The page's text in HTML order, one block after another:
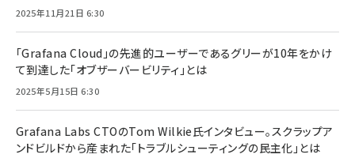
2025年11月21日 6:30
「Grafana Cloud」の先進的ユーザーであるグリーが10年をかけ
て到達した「オブザーバービリティ」とは
2025年5月15日 6:30
Grafana Labs CTOのTom Wilkie氏インタビュー。スクラップア
ンドビルドから産まれた「トラブルシューティングの民主化」とは